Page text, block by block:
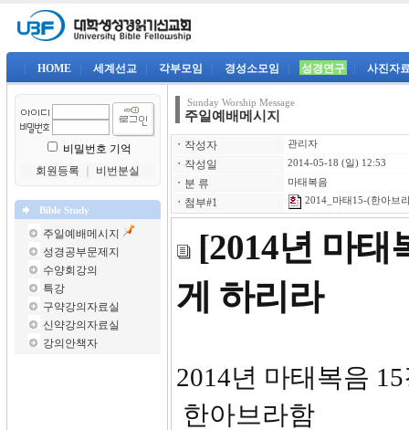
HOME 세계선교 각부모임 경성소모임 성경연구 사진자
비밀번호 기억
회원등록
비번분실
Bible Study
주일예배메시지
성경공부문제지
수양회강의
특강
구약강의자료실
신약강의자료실
강의안책자
Sunday Worship Message
주일예배메시지
ㆍ 작성자 관리자
ㆍ 작성일 2014-05-18 (일) 12:53
ㆍ 분 류 마태복음
ㆍ 첨부#1 2014_마태15-(한아브
[2014년 마태
게 하리라
2014
한아브라함